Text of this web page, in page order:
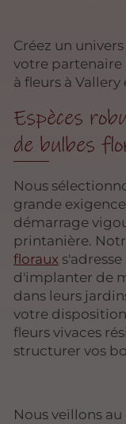
Créez un
votre
à fleurs à Vallery
Espèces
de bulbes
Nous
grande
démarrage
printanière.
floraux
d'implanter de
dans leurs
votre
fleurs vivaces
structurer vos
Nous veillons